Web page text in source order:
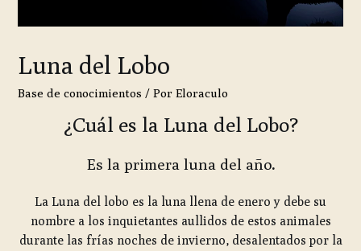
Luna del Lobo
Base de conocimientos / PorEloraculo
¿Cuál es la Luna del Lobo?
Es la primera luna del año.
La Luna del lobo es la luna llena de enero y debe su
nombre a los inquietantes aullidos de estos animales
durante las frías noches de invierno, desalentados por la